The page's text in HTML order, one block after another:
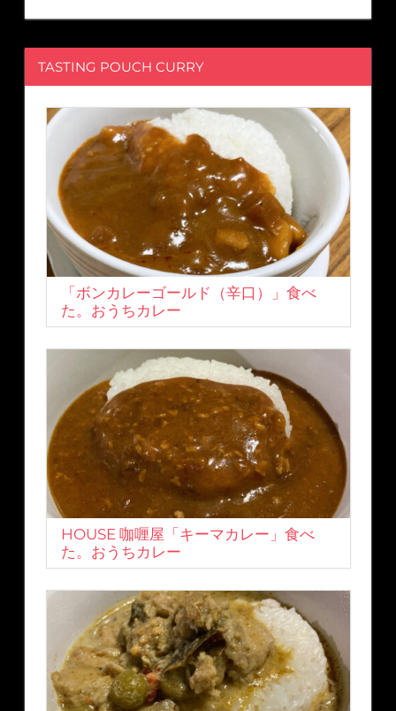
TASTING POUCH CURRY
「ボンカレーゴールド（辛口）」食べ
た。おうちカレー
HOUSE 咖喱屋「キーマカレー」食べ
た。おうちカレー